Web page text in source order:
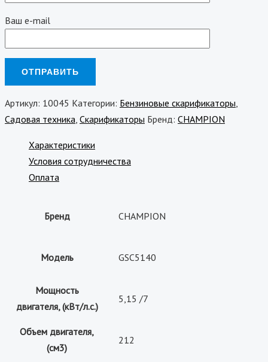
Ваш e-mail
Артикул: 10045 Категории: Бензиновые скарификаторы
Садовая техника Скарификаторы Бренд: CHAMPION
Характеристики
Условия сотрудничества
Оплата
Бренд CHAMPION
Модель GSC5140
Мощность
двигателя, (кВт/л.с.)
5,15 /7
Объем двигателя,
(см3)
212